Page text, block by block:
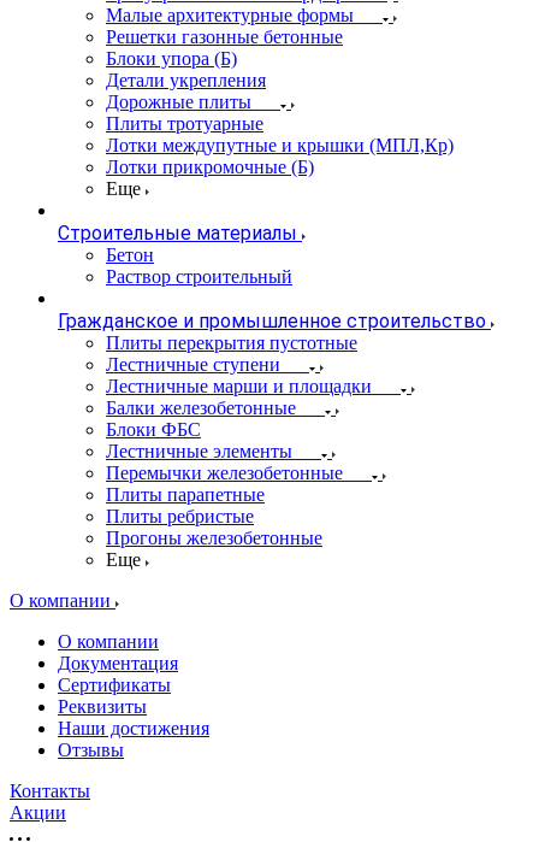
Малые архитектурные формы
Решетки газонные бетонные
Блоки упора (Б)
Детали укрепления
Дорожные плиты
Плиты тротуарные
Лотки междупутные и крышки (МПЛ,Кр)
Лотки прикромочные (Б)
Еще
Строительные материалы
Бетон
Раствор строительный
Гражданское и промышленное строительство
Плиты перекрытия пустотные
Лестничные ступени
Лестничные марши и площадки
Балки железобетонные
Блоки ФБС
Лестничные элементы
Перемычки железобетонные
Плиты парапетные
Плиты ребристые
Прогоны железобетонные
Еще
О компании
О компании
Документация
Сертификаты
Реквизиты
Наши достижения
Отзывы
Контакты
Акции